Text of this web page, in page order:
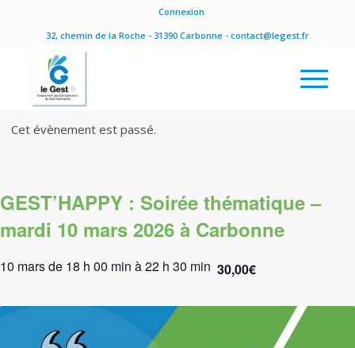
Connexion
32, chemin de la Roche - 31390 Carbonne - contact@legest.fr
Cet évènement est passé.
GEST’HAPPY : Soirée thématique –
mardi 10 mars 2026 à Carbonne
10 mars de 18 h 00 min à22 h 30 min 30,00€